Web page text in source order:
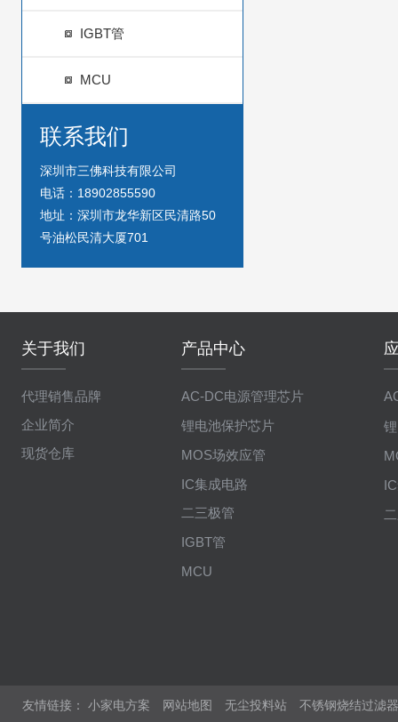
IGBT管
MCU
联系我们
深圳市三佛科技有限公司
电话：18902855590
地址：深圳市龙华新区民清路50
号油松民清大厦701
关于我们
代理销售品牌
企业简介
现货仓库
产品中心
AC-DC电源管理芯片
锂电池保护芯片
MOS场效应管
IC集成电路
二三极管
IGBT管
MCU
友情链接： 小家电方案 网站地图 无尘投料站 不锈钢烧结过滤器